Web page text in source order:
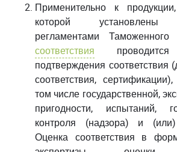
Применительно к
которой установлены
регламентами
соответствия
подтверждения соответствия
соответствия,
том числе государственной,
пригодности, испытаний,
контроля (надзора) и
Оценка соответствия в